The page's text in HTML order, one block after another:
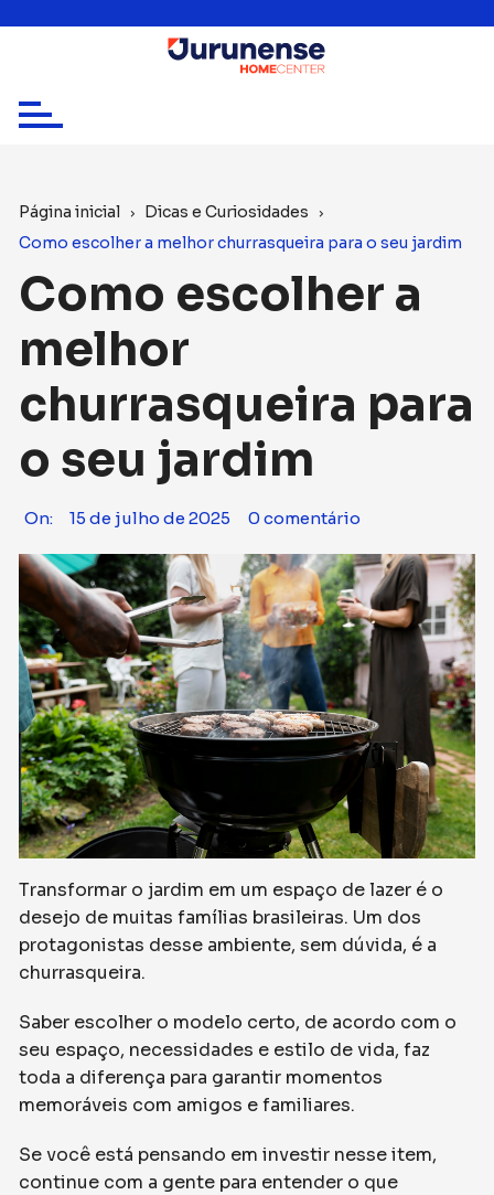
Página inicial
Dicas e Curiosidades
Como escolher a melhor churrasqueira para o seu jardim
Como escolher a
melhor
churrasqueira para
o seu jardim
On: 15 de julho de 2025 0 comentário
Transformar o jardim em um espaço de lazer é o
desejo de muitas famílias brasileiras. Um dos
protagonistas desse ambiente, sem dúvida, é a
churrasqueira.
Saber escolher o modelo certo, de acordo com o
seu espaço, necessidades e estilo de vida, faz
toda a diferença para garantir momentos
memoráveis com amigos e familiares.
Se você está pensando em investir nesse item,
continue com a gente para entender o que